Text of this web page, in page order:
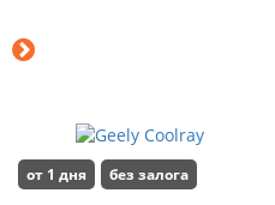
от 1 дня без залога